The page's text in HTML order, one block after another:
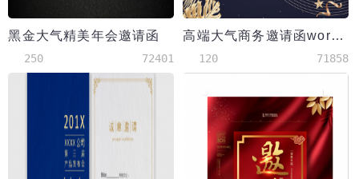
黑金大气精美年会邀请函
250 72401
高端大气商务邀请函word模板
120 71858